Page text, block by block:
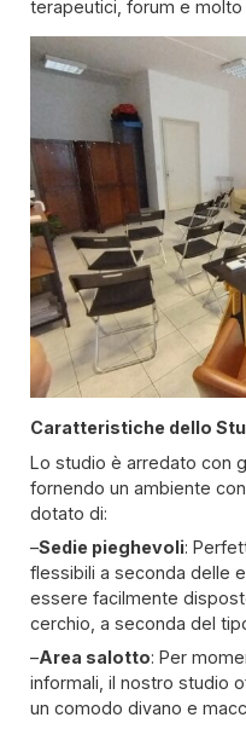
terapeutici, forum e molto
Caratteristiche dello
Lo studio è arredato con
fornendo un ambiente
dotato di:
–Sedie pieghevoli:
flessibili a seconda delle
essere facilmente
cerchio, a seconda del
–Area salotto: Per
informali, il nostro studio
un comodo divano e